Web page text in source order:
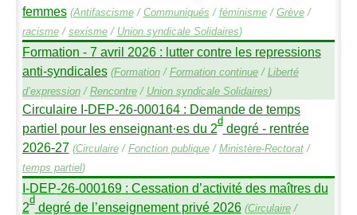
femmes (Antifascisme/ Communiqués / féminisme/ Grève/
racisme/ sexisme/ Union syndicale Solidaires)
Formation - 7 avril 2026 : lutter contre les repressions
anti-syndicales (Formation/ Formation continue/ Liberté
d’expression/ Rencontre/ Union syndicale Solidaires)
Circulaire I-DEP-26-000164 : Demande de temps
partiel pour les enseignant·es du 2ddegré - rentrée
2026-27 (Circulaire/ Fonction publique/ Ministère-Rectorat/
temps partiel)
I-DEP-26-000169 : Cessation d’activité des maîtres du
2ddegré de l’enseignement privé 2026 (Circulaire/